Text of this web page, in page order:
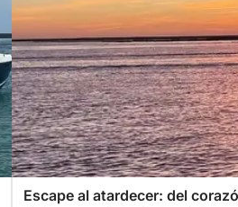
Escape al atardecer: del